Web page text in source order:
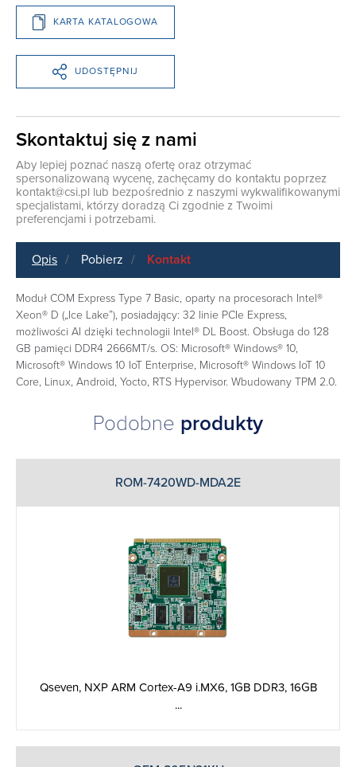
KARTA KATALOGOWA
UDOSTĘPNIJ
Skontaktuj się z nami
Aby lepiej poznać naszą ofertę oraz otrzymać
spersonalizowaną wycenę, zachęcamy do kontaktu poprzez
kontakt@csi.pl lub bezpośrednio z naszymi wykwalifikowanymi
specjalistami, którzy doradzą Ci zgodnie z Twoimi
preferencjami i potrzebami.
Opis Pobierz Kontakt
Moduł COM Express Type 7 Basic, oparty na procesorach Intel®
Xeon® D („Ice Lake”), posiadający: 32 linie PCIe Express,
możliwości AI dzięki technologii Intel® DL Boost. Obsługa do 128
GB pamięci DDR4 2666MT/s. OS: Microsoft® Windows® 10,
Microsoft® Windows 10 IoT Enterprise, Microsoft® Windows IoT 10
Core, Linux, Android, Yocto, RTS Hypervisor. Wbudowany TPM 2.0.
Podobne produkty
ROM-7420WD-MDA2E
Qseven, NXP ARM Cortex-A9 i.MX6, 1GB DDR3, 16GB
...